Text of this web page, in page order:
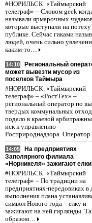
#НОРИЛЬСК. «Таймырский
телеграф» – Словом geek
называли ярмарочных
которые выступали на потеху
публике. Сейчас гиками
людей, очень сильно
каким-то…
14:10
Региональный
может вывезти мусор из
поселков Таймыра
#НОРИЛЬСК. «Таймырский
телеграф» – «РостТех» –
региональный оператор по
твердых коммунальных
подало в краевой
иск к управлению
Росприроднадзора.
14:05
На предприятиях
Заполярного филиала
«Норникеля» зажигают елки
#НОРИЛЬСК. «Таймырский
телеграф» – По традиции на
предприятиях-передовиках в
выполнения плана
символ Нового года – елку и
зажигают на ней гирлянды.
образом…